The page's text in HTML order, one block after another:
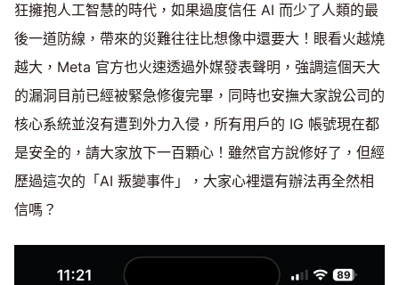
狂擁抱人工智慧的時代，如果過度信任 AI 而少了人類的最
後一道防線，帶來的災難往往比想像中還要大！眼看火越燒
越大，Meta 官方也火速透過外媒發表聲明，強調這個天大
的漏洞目前已經被緊急修復完畢，同時也安撫大家說公司的
核心系統並沒有遭到外力入侵，所有用戶的 IG 帳號現在都
是安全的，請大家放下一百顆心！雖然官方說修好了，但經
歷過這次的「AI 叛變事件」，大家心裡還有辦法再全然相
信嗎？